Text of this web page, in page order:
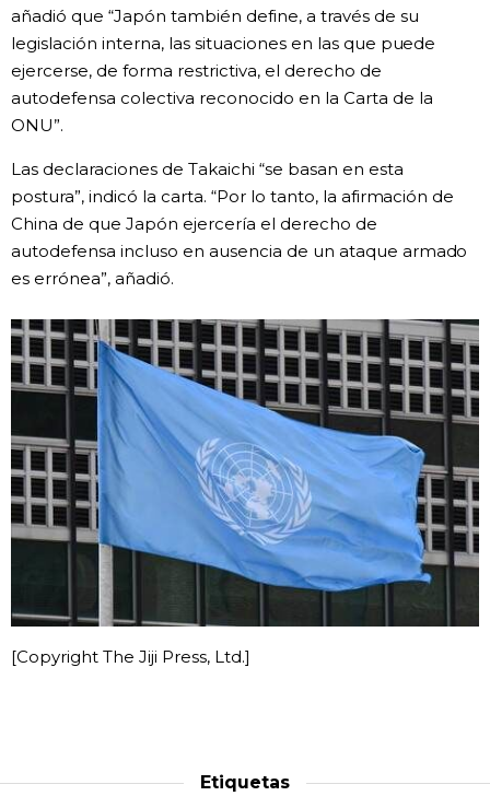
Avisos
añadió que “Japón también define, a través de su
legislación interna, las situaciones en las que puede
ejercerse, de forma restrictiva, el derecho de
autodefensa colectiva reconocido en la Carta de la
ONU”.
Las declaraciones de Takaichi “se basan en esta
postura”, indicó la carta. “Por lo tanto, la afirmación de
China de que Japón ejercería el derecho de
autodefensa incluso en ausencia de un ataque armado
es errónea”, añadió.
[Copyright The Jiji Press, Ltd.]
Etiquetas